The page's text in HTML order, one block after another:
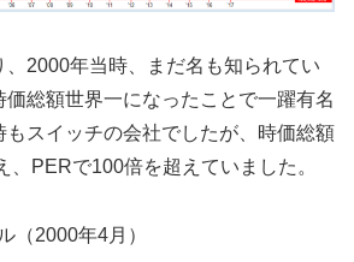
、2000年当時、まだ名も知られてい
総額世界一になったことで一躍有名
もスイッチの会社でしたが、時価総額
、PERで100倍を超えていました。
（2000年4月）